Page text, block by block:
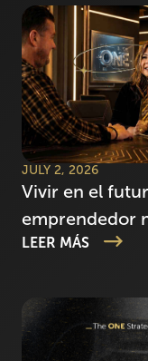
JULY 2, 2026
Vivir en el
emprendedor
LEER MÁS